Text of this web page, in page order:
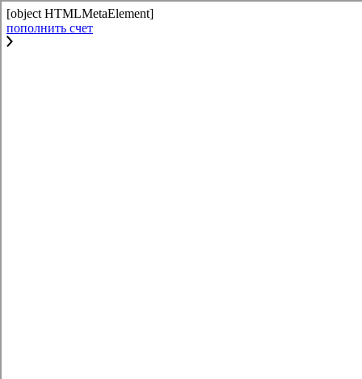
[object HTMLMetaElement]
пополнить счет